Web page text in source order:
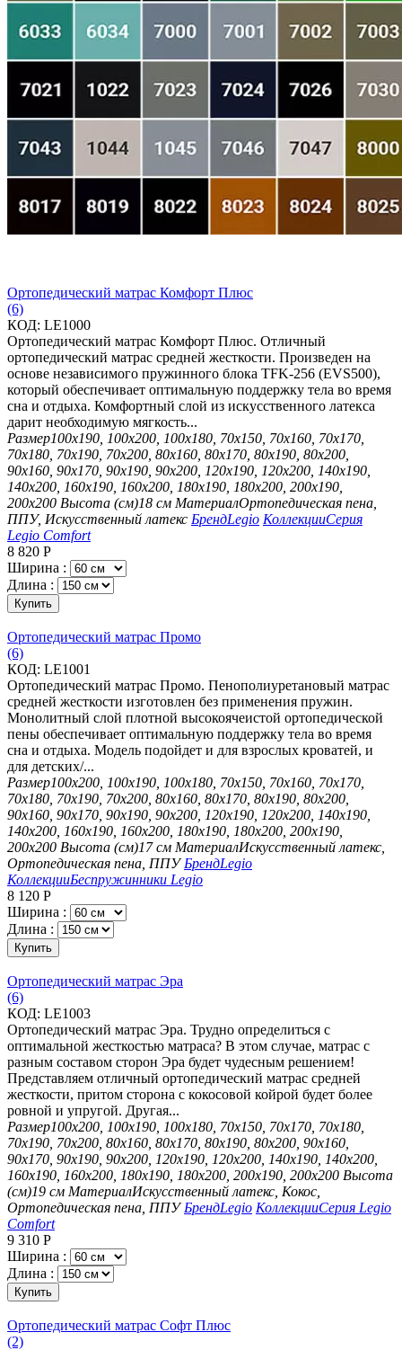
Ортопедический матрас Комфорт Плюс
(6)
КОД: LE1000
Ортопедический матрас Комфорт Плюс. Отличный
ортопедический матрас средней жесткости. Произведен на
основе независимого пружинного блока TFK-256 (EVS500),
который обеспечивает оптимальную поддержку тела во время
сна и отдыха. Комфортный слой из искусственного латекса
дарит необходимую мягкость...
Размер100х190, 100х200, 100х180, 70х150, 70х160, 70х170,
70х180, 70х190, 70х200, 80х160, 80х170, 80х190, 80х200,
90х160, 90х170, 90х190, 90х200, 120х190, 120х200, 140х190,
140х200, 160х190, 160х200, 180х190, 180х200, 200х190,
200х200 Высота (см)18 см МатериалОртопедическая пена,
ППУ, Искусственный латекс БрендLegio КоллекцииСерия
Legio Comfort
8 820 Р
Ширина :
Длина :
Купить
Ортопедический матрас Промо
(6)
КОД: LE1001
Ортопедический матрас Промо. Пенополиуретановый матрас
средней жесткости изготовлен без применения пружин.
Монолитный слой плотной высокоячеистой ортопедической
пены обеспечивает оптимальную поддержку тела во время
сна и отдыха. Модель подойдет и для взрослых кроватей, и
для детских/...
Размер100х200, 100х190, 100х180, 70х150, 70х160, 70х170,
70х180, 70х190, 70х200, 80х160, 80х170, 80х190, 80х200,
90х160, 90х170, 90х190, 90х200, 120х190, 120х200, 140х190,
140х200, 160х190, 160х200, 180х190, 180х200, 200х190,
200х200 Высота (см)17 см МатериалИскусственный латекс,
Ортопедическая пена, ППУ БрендLegio
КоллекцииБеспружинники Legio
8 120 Р
Ширина :
Длина :
Купить
Ортопедический матрас Эра
(6)
КОД: LE1003
Ортопедический матрас Эра. Трудно определиться с
оптимальной жесткостью матраса? В этом случае, матрас с
разным составом сторон Эра будет чудесным решением!
Представляем отличный ортопедический матрас средней
жесткости, притом сторона с кокосовой койрой будет более
ровной и упругой. Другая...
Размер100х200, 100х190, 100х180, 70х150, 70х170, 70х180,
70х190, 70х200, 80х160, 80х170, 80х190, 80х200, 90х160,
90х170, 90х190, 90х200, 120х190, 120х200, 140х190, 140х200,
160х190, 160х200, 180х190, 180х200, 200х190, 200х200 Высота
(см)19 см МатериалИскусственный латекс, Кокос,
Ортопедическая пена, ППУ БрендLegio КоллекцииСерия Legio
Comfort
9 310 Р
Ширина :
Длина :
Купить
Ортопедический матрас Софт Плюс
(2)